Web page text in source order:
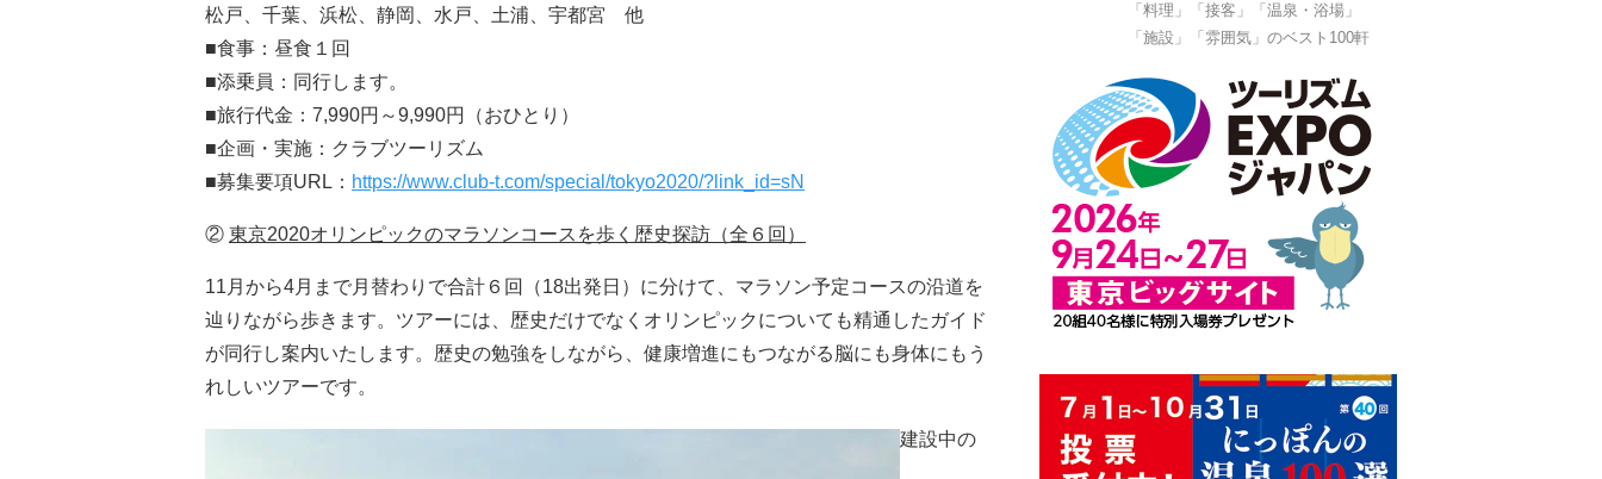
松戸、千葉、浜松、静岡、水戸、土浦、宇都宮 他
■食事：昼食１回
■添乗員：同行します。
■旅行代金：7,990円～9,990円（おひとり）
■企画・実施：クラブツーリズム
■募集要項URL： https://www.club-t.com/special/tokyo2020/?link_id=sN
② 東京2020オリンピックのマラソンコースを歩く歴史探訪（全６回）
11月から4月まで月替わりで合計６回（18出発日）に分けて、マラソン予定コースの沿道を
辿りながら歩きます。ツアーには、歴史だけでなくオリンピックについても精通したガイド
が同行し案内いたします。歴史の勉強をしながら、健康増進にもつながる脳にも身体にもう
れしいツアーです。
建設中の
「料理」「接客」「温泉・浴場」
「施設」「雰囲気」のベスト100軒